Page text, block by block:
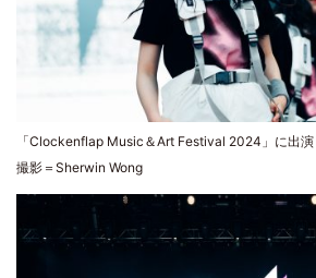
「Clockenflap Music＆Art Festival 2024」に出
撮影＝Sherwin Wong